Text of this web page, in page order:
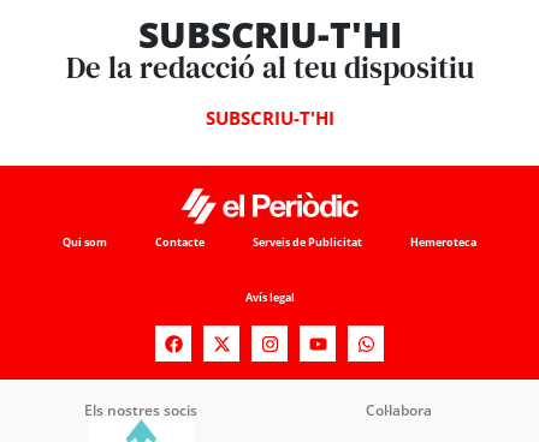
SUBSCRIU-T'HI
De la redacció al teu dispositiu
SUBSCRIU-T'HI
Qui som Contacte Serveis de Publicitat Hemeroteca
Avís legal
Els nostres socis Col·labora